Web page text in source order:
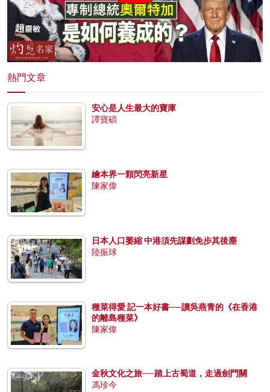
熱門文章
安心是人生最大的寶庫
譚寶碩
繪本界一顆閃亮新星
陳家偉
日本人口萎縮 中港須先謀劃免步其後塵
陸振球
種菜得愛 記一本好書──讀吳燕青的《在香港
的離島種菜》
陳家偉
金秋文化之旅──踏上古蜀道，走過劍門關
馮珍今